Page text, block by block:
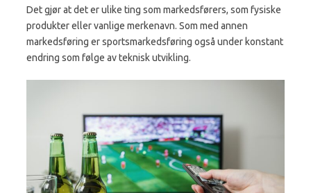
Det gjør at det er ulike ting som markedsførers, som fysiske
produkter eller vanlige merkenavn. Som med annen
markedsføring er sportsmarkedsføring også under konstant
endring som følge av teknisk utvikling.